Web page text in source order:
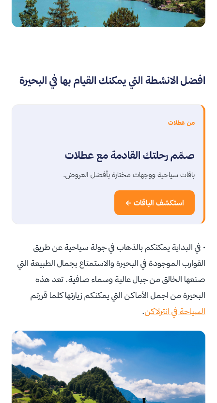
افضل الانشطة التي يمكنك القيام بها في البحيرة
من عطلات
صمّم رحلتك القادمة مع عطلات
باقات سياحية ووجهات مختارة بأفضل العروض.
استكشف الباقات ←
• في البداية يمكنكم بالذهاب في جولة سياحية عن طريق
القوارب الموجودة في البحيرة والاستمتاع بجمال الطبيعة التي
صنعها الخالق من جبال عالية وسماء صافية. تعد هذه
البحيرة من اجمل الأماكن التي يمكنكم زيارتها كلما قررتم
السياحة في انترلاكن.